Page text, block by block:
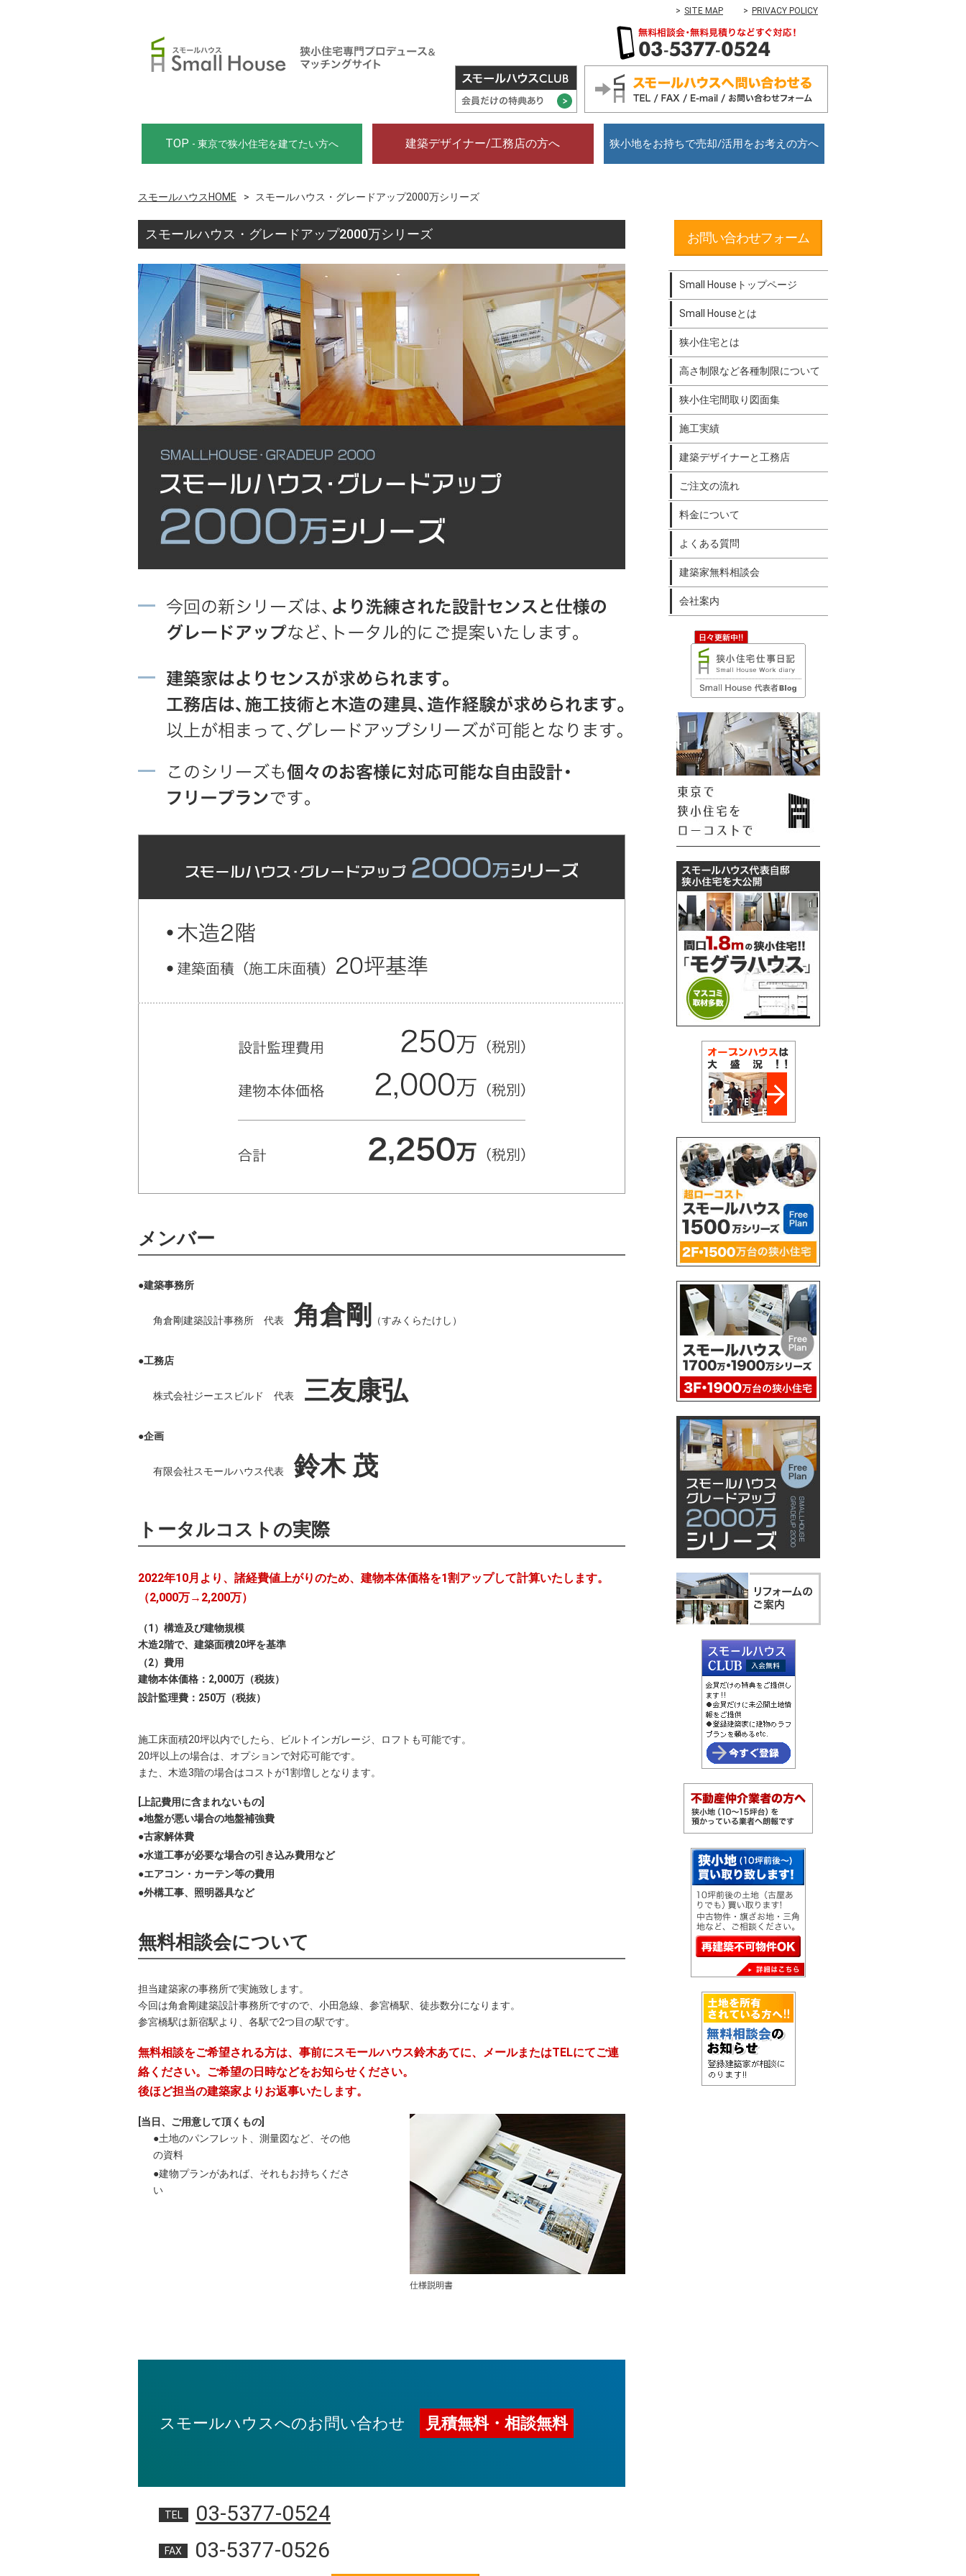
SITE MAP PRIVACY POLICY
TOP - 東京で狭小住宅を建てたい方へ 建築デザイナー/工務店の方へ 狭小地をお持ちで売却/活用をお考えの方へ
スモールハウスHOME スモールハウス・グレードアップ2000万シリーズ
スモールハウス・グレードアップ2000万シリーズ
メンバー
●建築事務所
角倉剛建築設計事務所 代表 角倉剛 （すみくらたけし）
●工務店
株式会社ジーエスビルド 代表 三友康弘
●企画
有限会社スモールハウス代表 鈴木 茂
トータルコストの実際
2022年10月より、諸経費値上がりのため、建物本体価格を1割アップして計算いたします。
（2,000万→2,200万）
（1）構造及び建物規模
木造2階で、建築面積20坪を基準
（2）費用
建物本体価格：2,000万（税抜）
設計監理費：250万（税抜）
施工床面積20坪以内でしたら、ビルトインガレージ、ロフトも可能です。
20坪以上の場合は、オプションで対応可能です。
また、木造3階の場合はコストが1割増しとなります。
[上記費用に含まれないもの]
●地盤が悪い場合の地盤補強費
●古家解体費
●水道工事が必要な場合の引き込み費用など
●エアコン・カーテン等の費用
●外構工事、照明器具など
無料相談会について
担当建築家の事務所で実施致します。
今回は角倉剛建築設計事務所ですので、小田急線、参宮橋駅、徒歩数分になります。
参宮橋駅は新宿駅より、各駅で2つ目の駅です。
無料相談をご希望される方は、事前にスモールハウス鈴木あてに、メールまたはTELにてご連
絡ください。ご希望の日時などをお知らせください。
後ほど担当の建築家よりお返事いたします。
[当日、ご用意して頂くもの]
●土地のパンフレット、測量図など、その他
の資料
●建物プランがあれば、それもお持ちくださ
い
スモールハウスへのお問い合わせ 見積無料・相談無料
TEL 03-5377-0524
FAX 03-5377-0526
お問い合わせフォーム
Small Houseトップページ
Small Houseとは
狭小住宅とは
高さ制限など各種制限について
狭小住宅間取り図面集
施工実績
建築デザイナーと工務店
ご注文の流れ
料金について
よくある質問
建築家無料相談会
会社案内